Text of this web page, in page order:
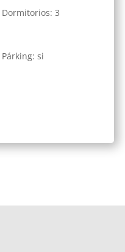
Dormitorios: 3
Párking: si